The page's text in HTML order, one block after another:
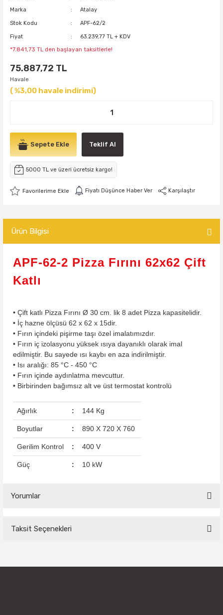
Marka Atalay
Stok Kodu APF-62/2
Fiyat 63.239,77 TL + KDV
*7.841,73 TL den başlayan taksitlerle!
75.887,72 TL
Havale
( %3,00 havale indirimi)
Sepete Ekle Teklif Al
5000 TL ve üzeri ücretsiz kargo!
Fiyatı Düşünce Haber Ver Karşılaştır
Ürün Bilgisi
APF-62-2 Pizza Fırını 62x62 Çift
Katlı
• Çift katlı Pizza Fırını Ø 30 cm. lik 8 adet Pizza kapasitelidir.
• İç hazne ölçüsü 62 x 62 x 15dir.
• Fırın içindeki pişirme taşı özel imalatımızdır.
• Fırın iç izolasyonu yüksek ısıya dayanıklı olarak imal
edilmiştir. Bu sayede ısı kaybı en aza indirilmiştir.
• Isı aralığı: 85 °C - 450 °C
• Fırın içinde aydınlatma mevcuttur.
• Birbirinden bağımsız alt ve üst termostat kontrolü
Ağırlık : 144 Kg
Boyutlar : 890 X 720 X 760
Gerilim Kontrol : 400 V
Güç : 10 kW
Yorumlar
Yorum Yaz
Taksit Seçenekleri